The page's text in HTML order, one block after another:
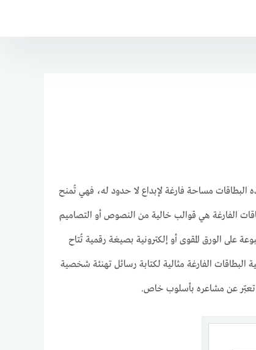
البطاقات مساحة فارغة لإبداع لا حدود له، فهي تُمنح
الفارغة هي قوالب خالية من النصوص أو التصاميم
على الورق المقوى أو إلكترونية بصيغة رقمية تُتاح
البطاقات الفارغة مثالية لكتابة رسائل تهنئة شخصية
تعبّر عن مشاعره بأسلوب خاص.